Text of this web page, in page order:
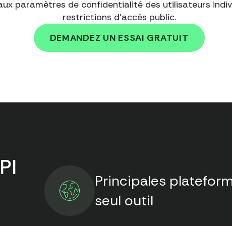
paramètres de confidentialité des utilisateurs
restrictions d'accès public.
DEMANDEZ UN ESSAI GRATUIT
Principales
seul outil